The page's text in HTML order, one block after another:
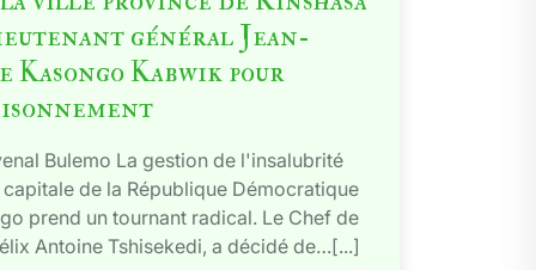
général Jean-
Kasongo Kabwik pour
Bulemo La gestion de l'insalubrité
de la République Démocratique
prend un tournant radical. Le Chef de
Antoine Tshisekedi, a décidé de…[...]